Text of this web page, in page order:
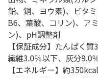
鉛、銅、ヨウ素)、ビタ
B6、葉酸、コリン)、ア
ン)、pH調整剤
【保証成分】たんぱく
繊維3.0％以下、灰分9.0
【エネルギー】約